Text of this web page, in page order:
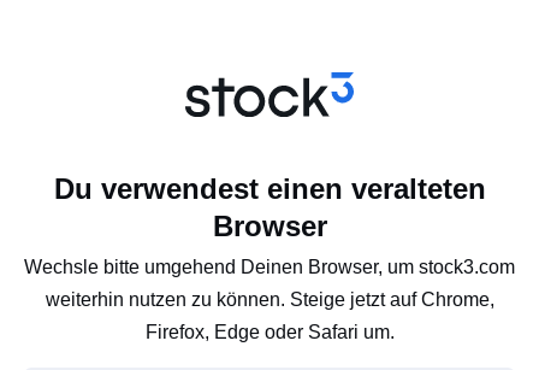
Du verwendest einen veralteten
Browser
Wechsle bitte umgehend Deinen Browser, um stock3.com
weiterhin nutzen zu können. Steige jetzt auf Chrome,
Firefox, Edge oder Safari um.